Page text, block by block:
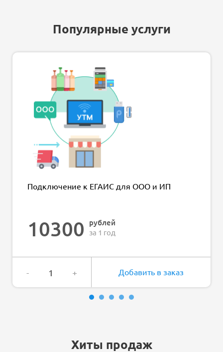
Популярные услуги
Подключение к ЕГАИС для ООО и ИП
10300
рублей
за 1 год
- + Добавить в заказ
Хиты продаж